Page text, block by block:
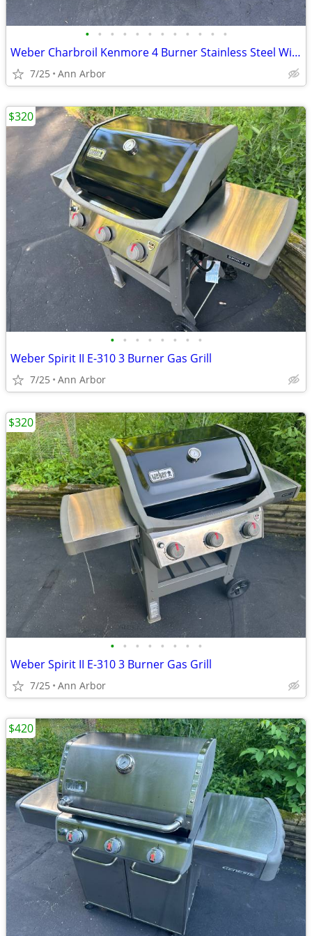
• • • • • • • • • • • •
Weber Charbroil Kenmore 4 Burner Stainless Steel With Side Burner
7/25 Ann Arbor
• • • • • • • •
Weber Spirit II E-310 3 Burner Gas Grill
7/25 Ann Arbor
$320
• • • • • • • •
Weber Spirit II E-310 3 Burner Gas Grill
7/25 Ann Arbor
$320
$420